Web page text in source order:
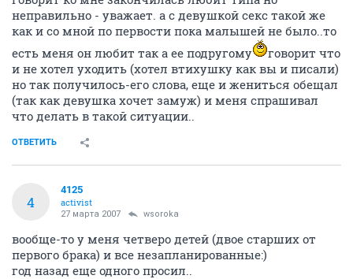
неправильно - уважает. а с девушкой секс такой же
как и со мной по первости пока малышей не было..то
есть меня он любит так а ее подругому
говорит что
и не хотел уходить (хотел втихушку как вы и писали)
но так получилось-его слова, еще и жениться обещал
(так как девушка хочет замуж) и меня спрашивал
что делать в такой ситуации..
ОТВЕТИТЬ
4
4125
activist
27 марта 2007 wsoroka
вообще-то у меня четверо детей (двое старших от
первого брака) и все незапланированные:)
год назад еще одного просил..